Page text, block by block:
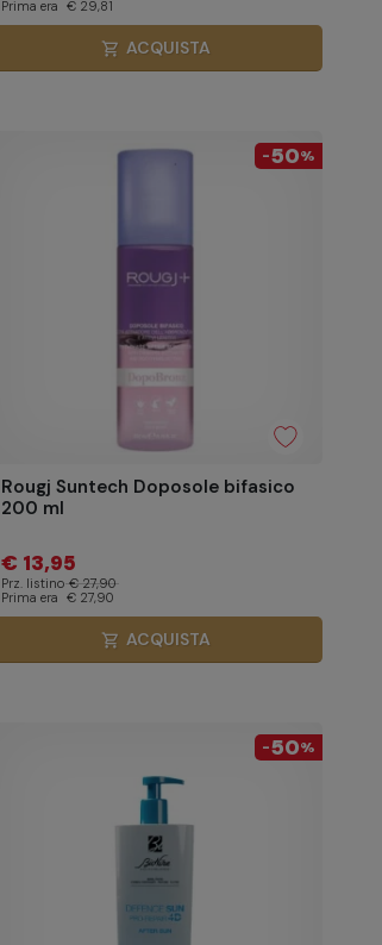
Prima era € 29,81
shopping_cart ACQUISTA
-50%
Rougj Suntech Doposole bifasico
200 ml
€ 13,95
Prz. listino € 27,90
Prima era € 27,90
shopping_cart ACQUISTA
-50%